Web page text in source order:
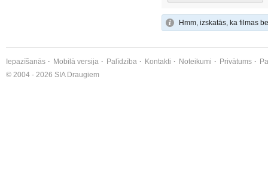
Hmm, izskatās, ka filmas
Iepazīšanās Mobilā versija Palīdzība Kontakti Noteikumi Privātums
© 2004 - 2026 SIA Draugiem